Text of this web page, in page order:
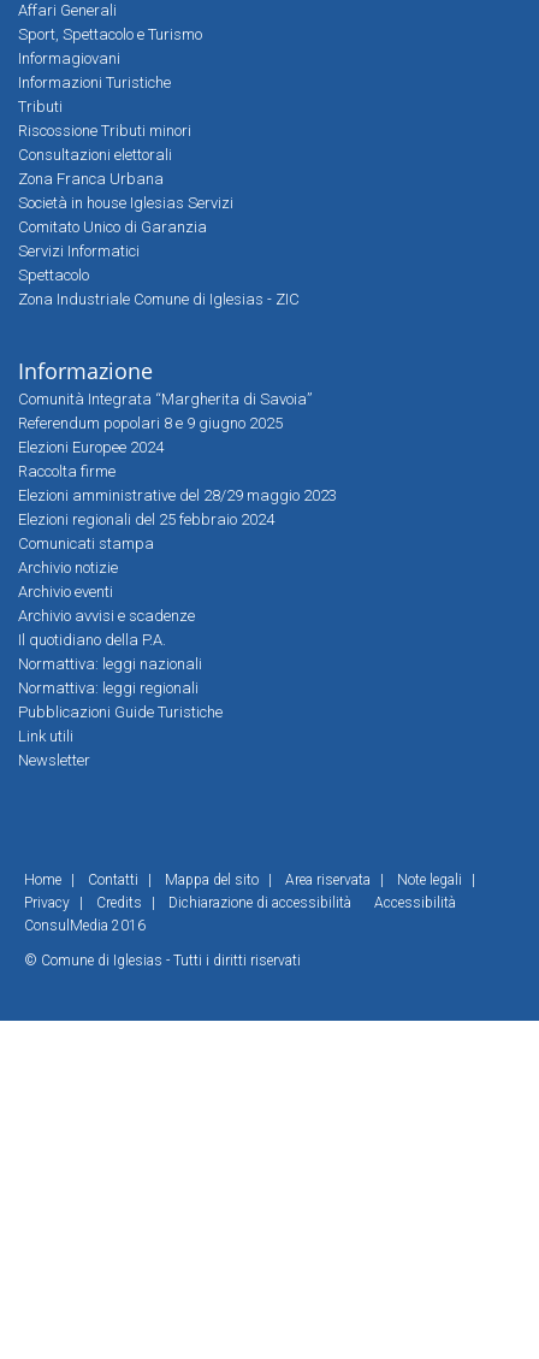
Affari Generali
Sport, Spettacolo e Turismo
Informagiovani
Informazioni Turistiche
Tributi
Riscossione Tributi minori
Consultazioni elettorali
Zona Franca Urbana
Società in house Iglesias Servizi
Comitato Unico di Garanzia
Servizi Informatici
Spettacolo
Zona Industriale Comune di Iglesias - ZIC
Informazione
Comunità Integrata “Margherita di Savoia”
Referendum popolari 8 e 9 giugno 2025
Elezioni Europee 2024
Raccolta firme
Elezioni amministrative del 28/29 maggio 2023
Elezioni regionali del 25 febbraio 2024
Comunicati stampa
Archivio notizie
Archivio eventi
Archivio avvisi e scadenze
Il quotidiano della P.A.
Normattiva: leggi nazionali
Normattiva: leggi regionali
Pubblicazioni Guide Turistiche
Link utili
Newsletter
Home Contatti Mappa del sito Area riservata Note legali
Privacy
Credits Dichiarazione di accessibilità
Accessibilità
ConsulMedia 2016
© Comune di Iglesias - Tutti i diritti riservati